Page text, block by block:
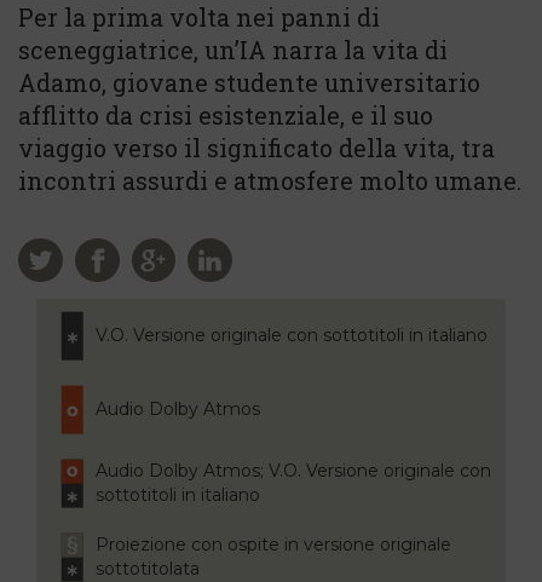
Per la prima volta nei panni di
sceneggiatrice, un’IA narra la vita di
Adamo, giovane studente universitario
afflitto da crisi esistenziale, e il suo
viaggio verso il significato della vita, tra
incontri assurdi e atmosfere molto umane.
V.O. Versione originale con sottotitoli in italiano
Audio Dolby Atmos
Audio Dolby Atmos; V.O. Versione originale con
sottotitoli in italiano
Proiezione con ospite in versione originale
sottotitolata